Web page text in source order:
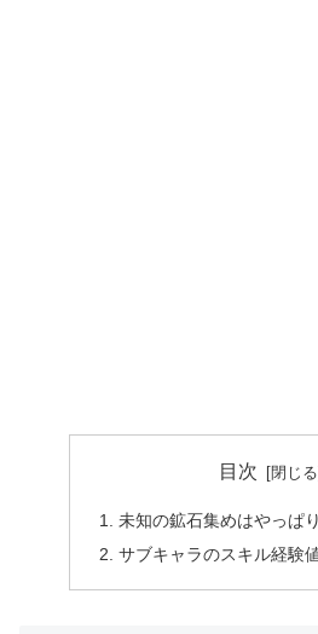
目次
未知の鉱石集めはやっぱ
サブキャラのスキル経験